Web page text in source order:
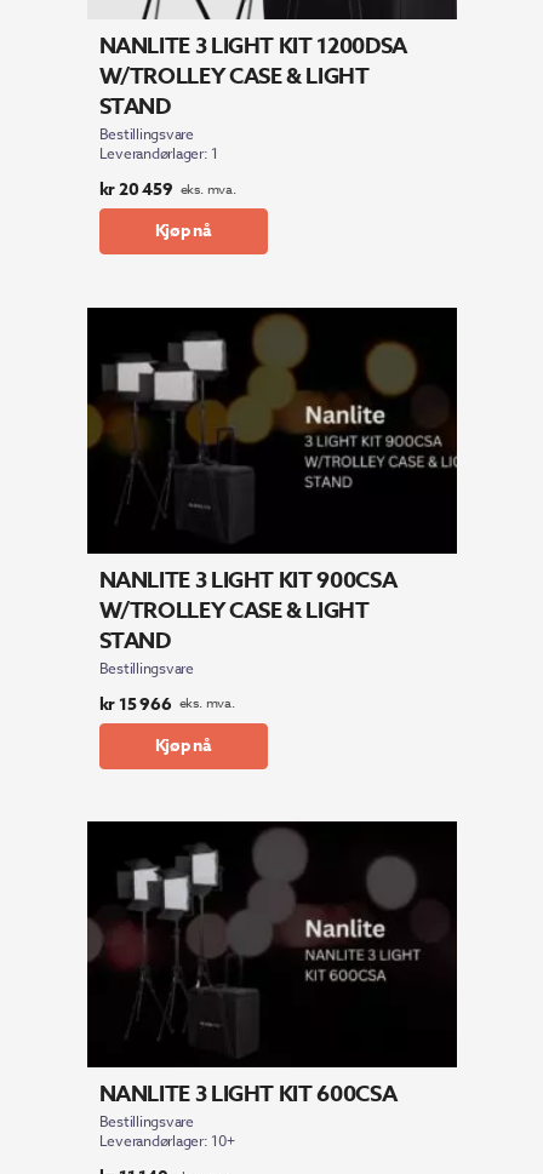
NANLITE 3 LIGHT KIT 1200DSA
W/TROLLEY CASE & LIGHT
STAND
Bestillingsvare
Leverandørlager: 1
kr20 459 eks. mva.
Kjøp nå
NANLITE 3 LIGHT KIT 900CSA
W/TROLLEY CASE & LIGHT
STAND
Bestillingsvare
kr15 966 eks. mva.
Kjøp nå
NANLITE 3 LIGHT KIT 600CSA
Bestillingsvare
Leverandørlager: 10+